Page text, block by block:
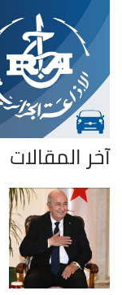
آخر المقالات